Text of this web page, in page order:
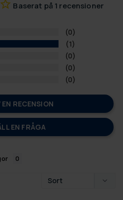
Baserat på 1 recensioner
0
1
0
0
0
EN RECENSION
EN FRÅGA